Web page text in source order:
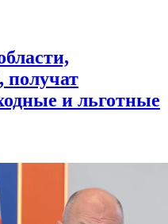
получат
и льготные